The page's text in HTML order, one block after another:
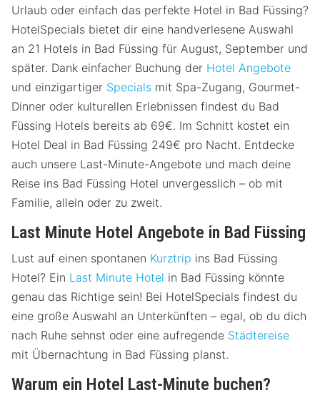
Urlaub oder einfach das perfekte Hotel in Bad Füssing?
HotelSpecials bietet dir eine handverlesene Auswahl
an 21 Hotels in Bad Füssing für August, September und
später. Dank einfacher Buchung der Hotel Angebote
und einzigartiger Specials mit Spa-Zugang, Gourmet-
Dinner oder kulturellen Erlebnissen findest du Bad
Füssing Hotels bereits ab 69€. Im Schnitt kostet ein
Hotel Deal in Bad Füssing 249€ pro Nacht. Entdecke
auch unsere Last-Minute-Angebote und mach deine
Reise ins Bad Füssing Hotel unvergesslich – ob mit
Familie, allein oder zu zweit.
Last Minute Hotel Angebote in Bad Füssing
Lust auf einen spontanen Kurztrip ins Bad Füssing
Hotel? Ein Last Minute Hotel in Bad Füssing könnte
genau das Richtige sein! Bei HotelSpecials findest du
eine große Auswahl an Unterkünften – egal, ob du dich
nach Ruhe sehnst oder eine aufregende Städtereise
mit Übernachtung in Bad Füssing planst.
Warum ein Hotel Last-Minute buchen?